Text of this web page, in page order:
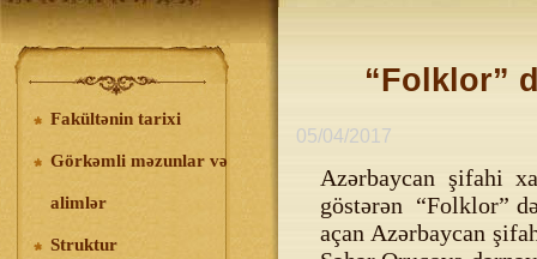
Fakültənin tarixi
Görkəmli məzunlar və
alimlər
Struktur
“Folklor”
05/04/2017
Azərbaycan şifahi
göstərən “Folklor”
açan Azərbaycan